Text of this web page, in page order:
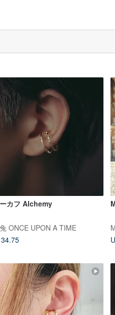
カフ Alchemy
ONCE UPON A TIME